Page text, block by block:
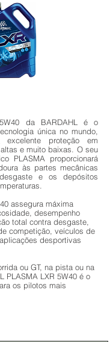
da BARDAHL é o
única no mundo,
proteção em
e muito baixas. O seu
PLASMA proporcionará
às partes mecânicas
e os depósitos
assegura máxima
desempenho
total contra desgaste,
competição, veículos de
desportivas
ou GT, na pista ou na
PLASMA LXR 5W40 é o
os pilotos mais